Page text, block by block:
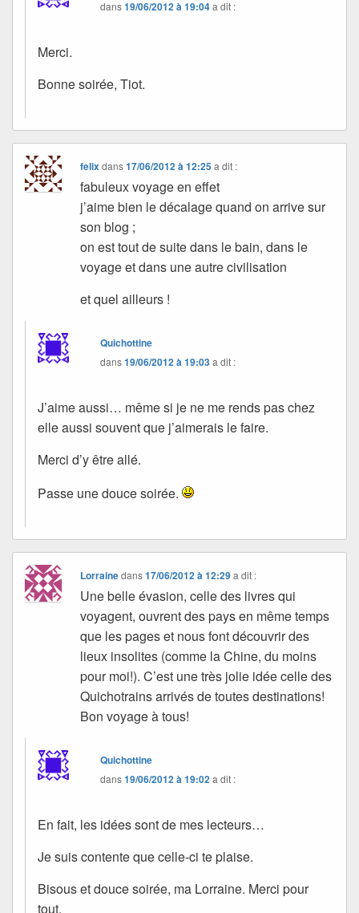
dans19/06/2012 à 19:04a dit :
Merci.
Bonne soirée, Tiot.
felix dans17/06/2012 à 12:25 a dit :
fabuleux voyage en effet
j’aime bien le décalage quand on arrive sur
son blog ;
on est tout de suite dans le bain, dans le
voyage et dans une autre civilisation
et quel ailleurs !
Quichottine
dans19/06/2012 à 19:03a dit :
J’aime aussi… même si je ne me rends pas chez
elle aussi souvent que j’aimerais le faire.
Merci d’y être allé.
Passe une douce soirée.
Lorrainedans17/06/2012 à 12:29 a dit :
Une belle évasion, celle des livres qui
voyagent, ouvrent des pays en même temps
que les pages et nous font découvrir des
lieux insolites (comme la Chine, du moins
pour moi!). C’est une très jolie idée celle des
Quichotrains arrivés de toutes destinations!
Bon voyage à tous!
Quichottine
dans19/06/2012 à 19:02a dit :
En fait, les idées sont de mes lecteurs…
Je suis contente que celle-ci te plaise.
Bisous et douce soirée, ma Lorraine. Merci pour
tout.